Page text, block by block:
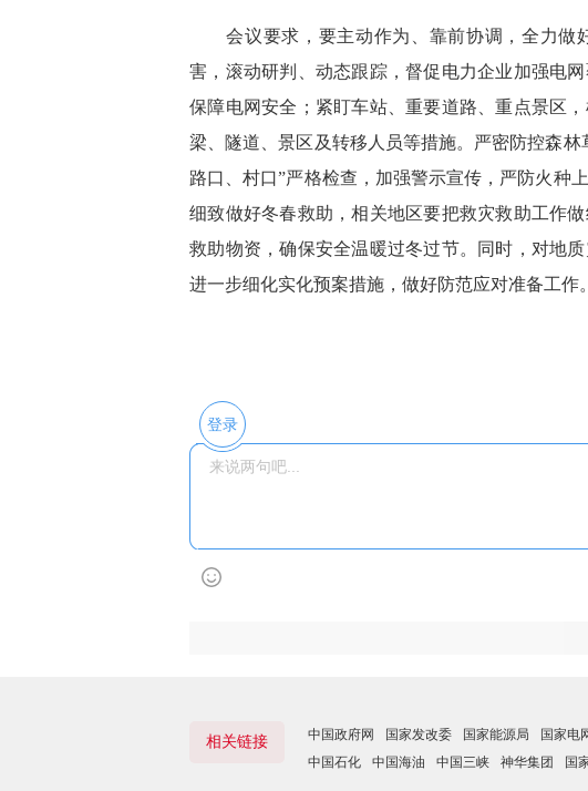
会议要求，要主动作为、靠前协调，全力做
害，滚动研判、动态跟踪，督促电力企业加强电
保障电网安全；紧盯车站、重要道路、重点景区
梁、隧道、景区及转移人员等措施。严密防控森林
路口、村口”严格检查，加强警示宣传，严防火种
细致做好冬春救助，相关地区要把救灾救助工作
救助物资，确保安全温暖过冬过节。同时，对地
进一步细化实化预案措施，做好防范应对准备工作
登录
相关链接 中国政府网 国家发改委 国家能源局 国家电
中国石化
中国海油 中国三峡 神华集团 国